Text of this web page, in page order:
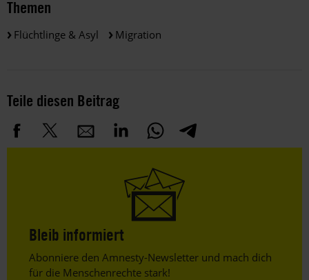
Themen
Flüchtlinge & Asyl Migration
Teile diesen Beitrag
Bleib informiert
Header
Text
Abonniere den Amnesty-Newsletter und mach dich
für die Menschenrechte stark!